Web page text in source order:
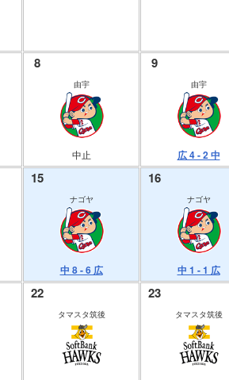
8
由宇
中止
9
由宇
広 4 - 2 中
15
ナゴヤ
中 8 - 6 広
16
ナゴヤ
中 1 - 1 広
22
タマスタ筑後
23
タマスタ筑後